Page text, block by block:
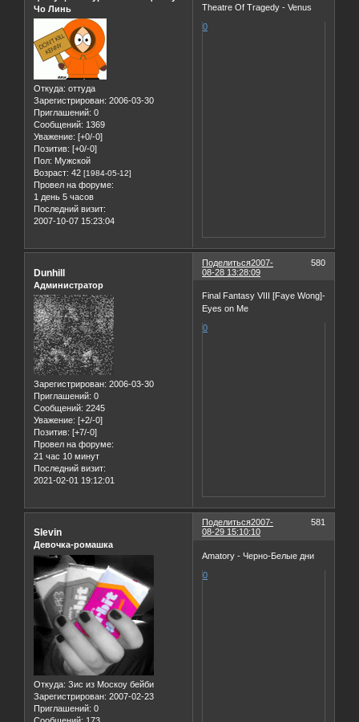
Чо Линь
Откуда: оттуда
Зарегистрирован: 2006-03-30
Приглашений: 0
Сообщений: 1369
Уважение: [+0/-0]
Позитив: [+0/-0]
Пол: Мужской
Возраст: 42 [1984-05-12]
Провел на форуме:
1 день 5 часов
Последний визит:
2007-10-07 15:23:04
Theatre Of Tragedy - Venus
0
Поделиться 580
2007-
08-28 13:28:09
Dunhill
Администратор
Зарегистрирован: 2006-03-30
Приглашений: 0
Сообщений: 2245
Уважение: [+2/-0]
Позитив: [+7/-0]
Провел на форуме:
21 час 10 минут
Последний визит:
2021-02-01 19:12:01
Final Fantasy VIII [Faye Wong]-
Eyes on Me
0
Поделиться 581
2007-
08-29 15:10:10
Slevin
Девочка-ромашка
Откуда: Зис из Москоу бейби
Зарегистрирован: 2007-02-23
Приглашений: 0
Сообщений: 173
Amatory - Черно-Белые дни
0